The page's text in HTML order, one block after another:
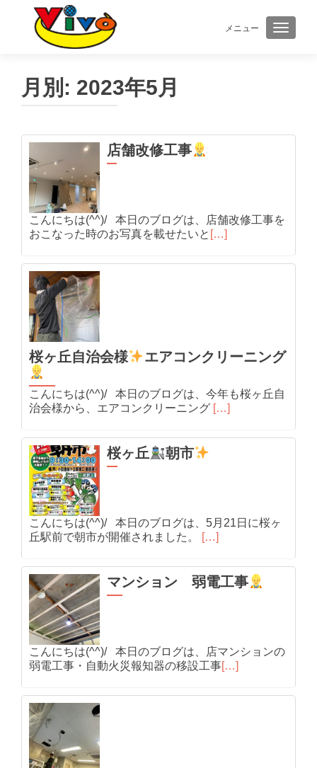
メニュー ナビゲ
月別: 2023年5月
店舗改修工事
こんにちは(^^)/ 本日のブログは、店舗改修工事を
おこなった時のお写真を載せたいと […]
桜ヶ丘自治会様 エアコンクリーニング
こんにちは(^^)/ 本日のブログは、今年も桜ヶ丘自
治会様から、エアコンクリーニング […]
桜ヶ丘 朝市
こんにちは(^^)/ 本日のブログは、5月21日に桜ヶ
丘駅前で朝市が開催されました。
[…]
マンション 弱電工事
こんにちは(^^)/ 本日のブログは、店マンションの
弱電工事・自動火災報知器の移設工事[…]